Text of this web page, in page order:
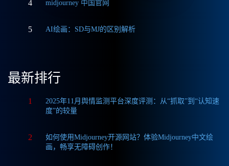
4 midjourney 中国官网
5 AI绘画：SD与MJ的区别解析
最新排行
1
2025年11月舆情监测平台深度评测：从“抓取”到“认知速
度”的较量
2
如何使用Midjourney开源网站？体验Midjourney中文绘
画，畅享无障碍创作！